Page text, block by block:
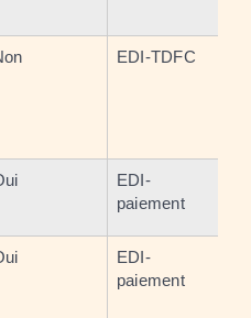
EDI-TDFC
EDI-
paiement
EDI-
paiement